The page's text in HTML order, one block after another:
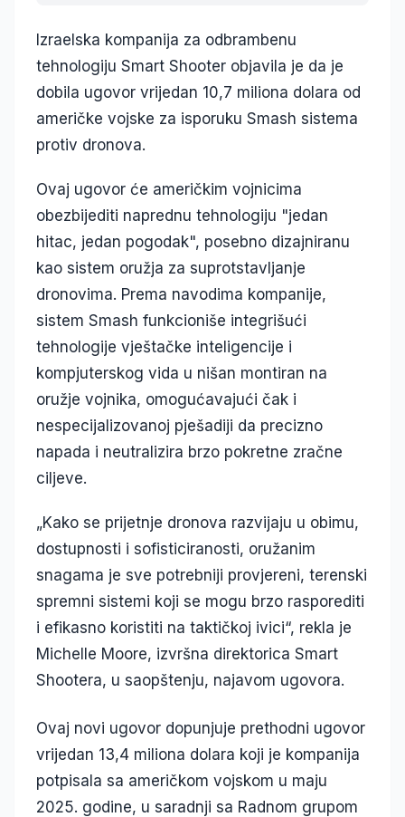
Izraelska kompanija za odbrambenu
tehnologiju Smart Shooter objavila je da je
dobila ugovor vrijedan 10,7 miliona dolara od
američke vojske za isporuku Smash sistema
protiv dronova.
Ovaj ugovor će američkim vojnicima
obezbijediti naprednu tehnologiju "jedan
hitac, jedan pogodak", posebno dizajniranu
kao sistem oružja za suprotstavljanje
dronovima. Prema navodima kompanije,
sistem Smash funkcioniše integrišući
tehnologije vještačke inteligencije i
kompjuterskog vida u nišan montiran na
oružje vojnika, omogućavajući čak i
nespecijalizovanoj pješadiji da precizno
napada i neutralizira brzo pokretne zračne
ciljeve.
„Kako se prijetnje dronova razvijaju u obimu,
dostupnosti i sofisticiranosti, oružanim
snagama je sve potrebniji provjereni, terenski
spremni sistemi koji se mogu brzo rasporediti
i efikasno koristiti na taktičkoj ivici“, rekla je
Michelle Moore, izvršna direktorica Smart
Shootera, u saopštenju, najavom ugovora.
Ovaj novi ugovor dopunjuje prethodni ugovor
vrijedan 13,4 miliona dolara koji je kompanija
potpisala sa američkom vojskom u maju
2025. godine, u saradnji sa Radnom grupom